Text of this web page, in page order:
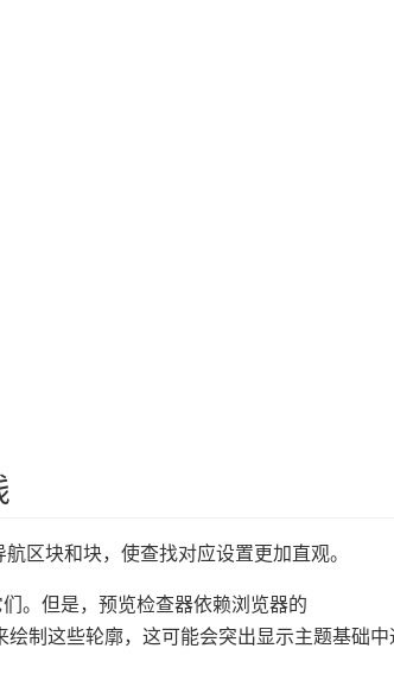
区块和块，使查找对应设置更加直观。
。但是，预览检查器依赖浏览器的
绘制这些轮廓，这可能会突出显示主题基础